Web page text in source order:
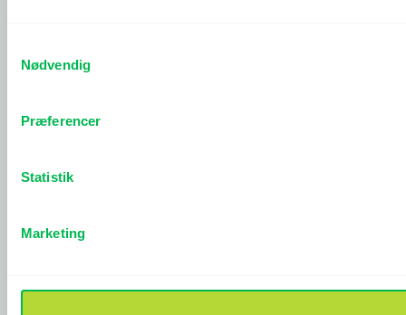
Nødvendig
Præferencer
Statistik
Marketing